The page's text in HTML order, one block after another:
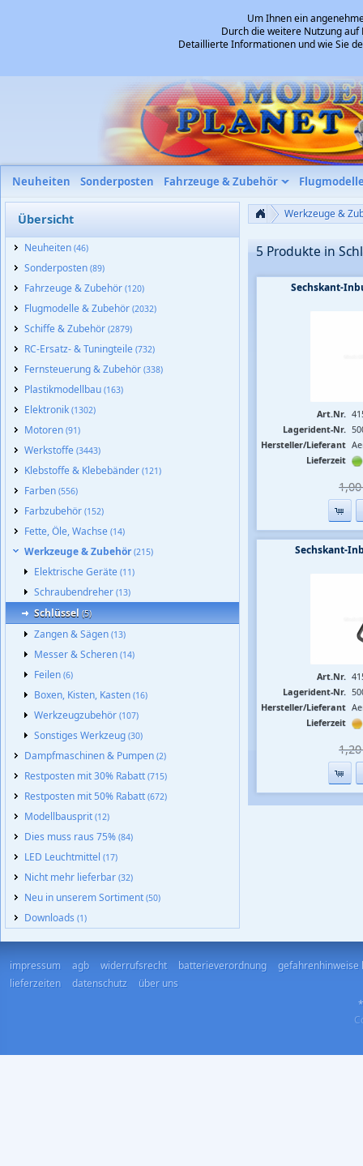
Neuheiten Sonderposten Fahrzeuge & Zubehör
Übersicht
Neuheiten (46)
Sonderposten (89)
Fahrzeuge & Zubehör (120)
Flugmodelle & Zubehör (2032)
Schiffe & Zubehör (2879)
RC-Ersatz- & Tuningteile (732)
Fernsteuerung & Zubehör (338)
Plastikmodellbau (163)
Elektronik (1302)
Motoren (91)
Werkstoffe (3443)
Klebstoffe & Klebebänder (121)
Farben (556)
Farbzubehör (152)
Fette, Öle, Wachse (14)
Werkzeuge & Zubehör(215)
Elektrische Geräte (11)
Schraubendreher (13)
Schlüssel (5)
Zangen & Sägen (13)
Messer & Scheren (14)
Feilen (6)
Boxen, Kisten, Kasten (16)
Werkzeugzubehör (107)
Sonstiges Werkzeug (30)
Dampfmaschinen & Pumpen (2)
Restposten mit 30% Rabatt (715)
Restposten mit 50% Rabatt (672)
Modellbausprit (12)
Dies muss raus 75% (84)
LED Leuchtmittel (17)
Nicht mehr lieferbar (32)
Neu in unserem Sortiment (50)
Downloads (1)
Um Ihnen ein
Durch die weitere Nutzung
Detaillierte Informationen und wie Sie
Werkzeuge &
5 Produkte in
Sechskant-
Art.Nr.
Lagerident-Nr.
Hersteller/Lieferant
Lieferzeit
1,00
Sechskant-
Art.Nr.
Lagerident-Nr.
Hersteller/Lieferant
Lieferzeit
1,20
impressum agb widerrufsrecht batterieverordnung
gefahrenhinweise
lieferzeiten
datenschutz
über uns